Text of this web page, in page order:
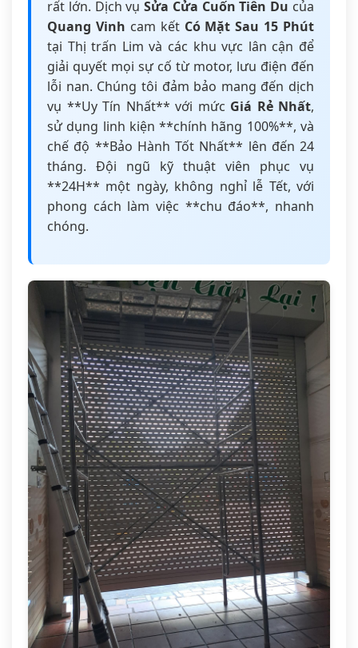
rất lớn. Dịch vụSửa Cửa Cuốn Tiên Du của
Quang Vinh cam kết Có Mặt Sau 15 Phút
tại Thị trấn Lim và các khu vực lân cận để
giải quyết mọi sự cố từ motor, lưu điện đến
lỗi nan. Chúng tôi đảm bảo mang đến dịch
vụ **Uy Tín Nhất** với mức Giá Rẻ Nhất,
sử dụng linh kiện **chính hãng 100%**, và
chế độ **Bảo Hành Tốt Nhất** lên đến 24
tháng. Đội ngũ kỹ thuật viên phục vụ
**24H** một ngày, không nghỉ lễ Tết, với
phong cách làm việc **chu đáo**, nhanh
chóng.